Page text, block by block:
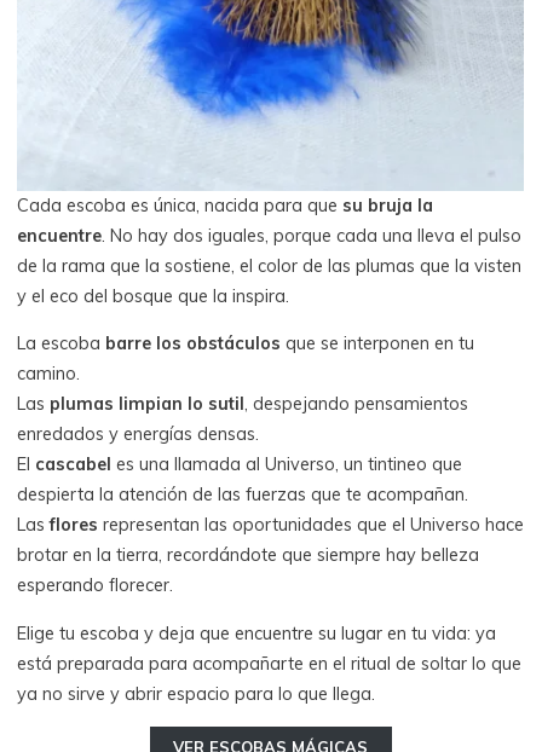
Cada escoba es única, nacida para que su bruja la
encuentre. No hay dos iguales, porque cada una lleva el pulso
de la rama que la sostiene, el color de las plumas que la visten
y el eco del bosque que la inspira.
La escoba barre los obstáculos que se interponen en tu
camino.
Las plumas limpian lo sutil, despejando pensamientos
enredados y energías densas.
El cascabel es una llamada al Universo, un tintineo que
despierta la atención de las fuerzas que te acompañan.
Lasflores representan las oportunidades que el Universo hace
brotar en la tierra, recordándote que siempre hay belleza
esperando florecer.
Elige tu escoba y deja que encuentre su lugar en tu vida: ya
está preparada para acompañarte en el ritual de soltar lo que
ya no sirve y abrir espacio para lo que llega.
VER ESCOBAS MÁGICAS